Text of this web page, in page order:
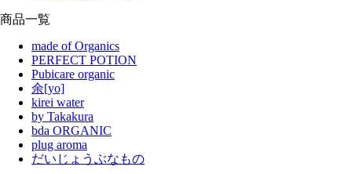
商品一覧
made of Organics
PERFECT POTION
Pubicare organic
余[yo]
kirei water
by Takakura
bda ORGANIC
plug aroma
だいじょうぶなもの